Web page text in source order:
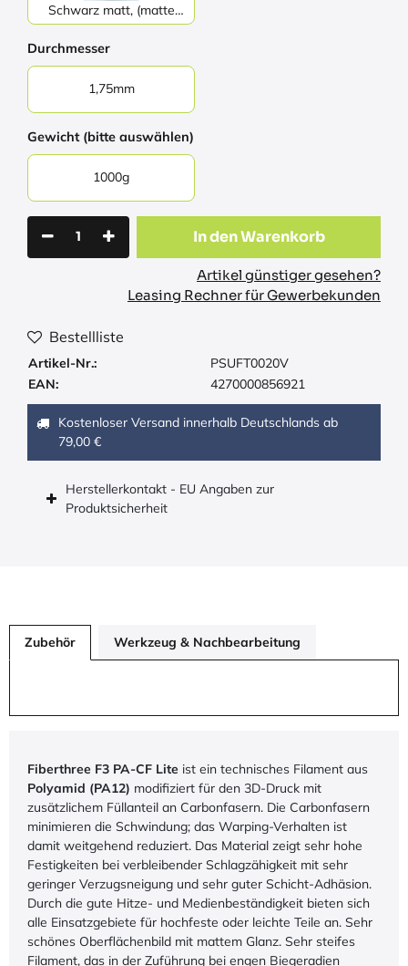
Schwarz matt, (matte
black)
Durchmesser
1,75mm
Gewicht (bitte auswählen)
1000g
In den Warenkorb
Artikel günstiger gesehen?
Leasing Rechner für Gewerbekunden
Bestellliste
Artikel-Nr.:
PSUFT0020V
EAN:
4270000856921
Kostenloser Versand innerhalb Deutschlands ab
79,00 €
Herstellerkontakt - EU Angaben zur
Produktsicherheit
Zubehör Werkzeug & Nachbearbeitung
Fiberthree F3 PA-CF Lite ist ein technisches Filament aus
Polyamid (PA12) modifiziert für den 3D-Druck mit
zusätzlichem Füllanteil an Carbonfasern. Die Carbonfasern
minimieren die Schwindung; das Warping-Verhalten ist
damit weitgehend reduziert. Das Material zeigt sehr hohe
Festigkeiten bei verbleibender Schlagzähigkeit mit sehr
geringer Verzugsneigung und sehr guter Schicht-Adhäsion.
Durch die gute Hitze- und Medienbeständigkeit bieten sich
alle Einsatzgebiete für hochfeste oder leichte Teile an. Sehr
schönes Oberflächenbild mit mattem Glanz. Sehr steifes
Filament, das in der Zuführung bei engen Biegeradien